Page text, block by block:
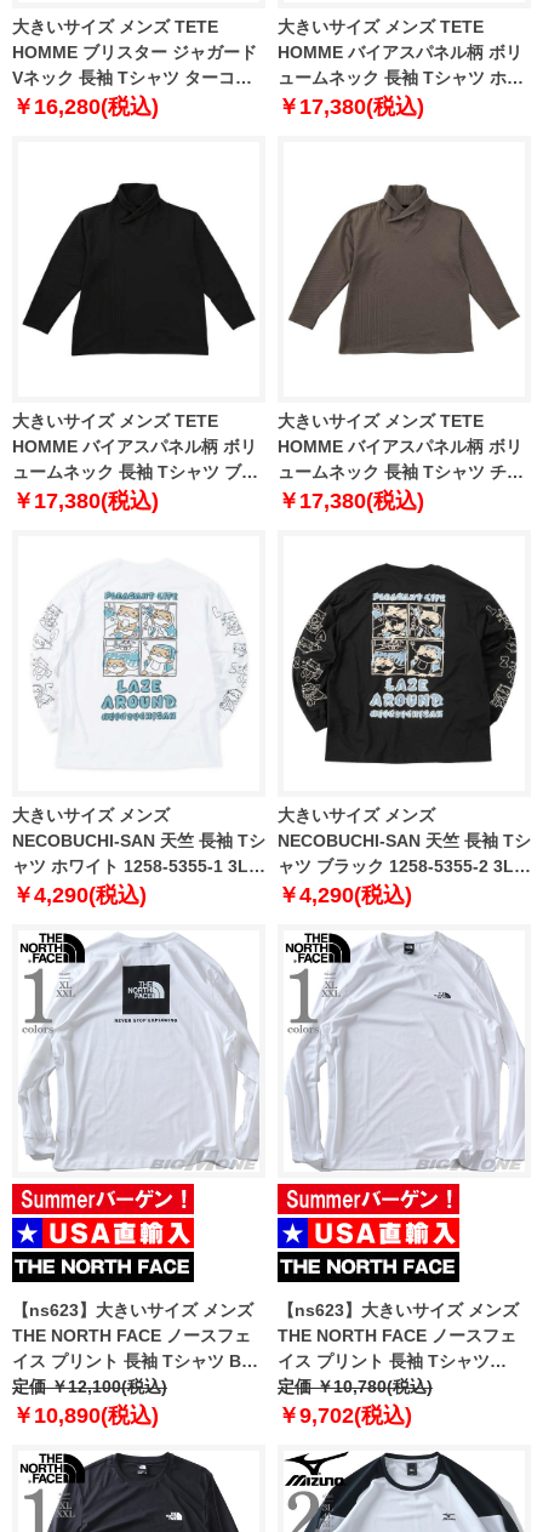
大きいサイズ メンズ TETE
HOMME ブリスター ジャガード
Vネック 長袖 Tシャツ ターコイ
ズ 1278-5645-3 3L 4L 5L 6L
￥16,280(税込)
大きいサイズ メンズ TETE
HOMME バイアスパネル柄 ボリ
ュームネック 長袖 Tシャツ ホワ
イト 1278-5646-1 3L 4L 5L 6L
￥17,380(税込)
大きいサイズ メンズ TETE
HOMME バイアスパネル柄 ボリ
ュームネック 長袖 Tシャツ ブラ
ック 1278-5646-2 3L 4L 5L 6L
￥17,380(税込)
大きいサイズ メンズ TETE
HOMME バイアスパネル柄 ボリ
ュームネック 長袖 Tシャツ チャ
コール 1278-5646-3 3L 4L 5L
￥17,380(税込)
大きいサイズ メンズ
NECOBUCHI-SAN 天竺 長袖 Tシ
ャツ ホワイト 1258-5355-1 3L
4L 5L 6L 8L
￥4,290(税込)
大きいサイズ メンズ
NECOBUCHI-SAN 天竺 長袖 Tシ
ャツ ブラック 1258-5355-2 3L
4L 5L 6L 8L
￥4,290(税込)
【ns623】大きいサイズ メンズ
THE NORTH FACE ノースフェ
イス プリント 長袖 Tシャツ BOX
NSE TEE USA直輸入 nf0a87nn-
fn4
定価 ￥12,100(税込)
￥10,890(税込)
【ns623】大きいサイズ メンズ
THE NORTH FACE ノースフェ
イス プリント 長袖 Tシャツ
SIMPLE DOME TEE USA直輸入
nf0a87qn-fn4
定価 ￥10,780(税込)
￥9,702(税込)